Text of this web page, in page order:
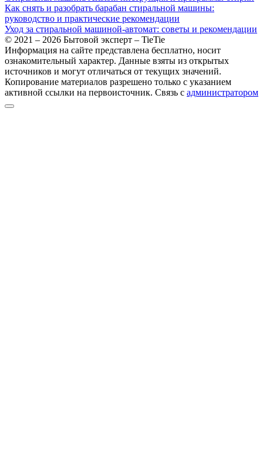
Как снять и разобрать барабан стиральной машины:
руководство и практические рекомендации
Уход за стиральной машиной-автомат: советы и рекомендации
© 2021 – 2026 Бытовой эксперт – TieTie
Информация на сайте представлена бесплатно, носит
ознакомительный характер. Данные взяты из открытых
источников и могут отличаться от текущих значений.
Копирование материалов разрешено только с указанием
активной ссылки на первоисточник. Cвязь с администратором